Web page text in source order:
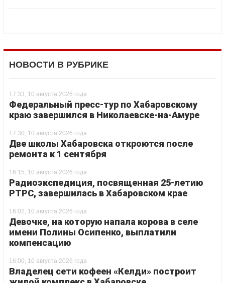
НОВОСТИ В РУБРИКЕ
17:33, 10 августа 2026 года
Федеральный пресс-тур по Хабаровскому
краю завершился в Николаевске-на-Амуре
17:30, 10 августа 2026 года
Две школы Хабаровска откроются после
ремонта к 1 сентября
16:15, 10 августа 2026 года
Радиоэкспедиция, посвященная 25-летию
РТРС, завершилась в Хабаровском крае
16:02, 10 августа 2026 года
Девочке, на которую напала корова в селе
имени Полины Осипенко, выплатили
компенсацию
16:00, 10 августа 2026 года
Владелец сети кофеен «Келди» построит